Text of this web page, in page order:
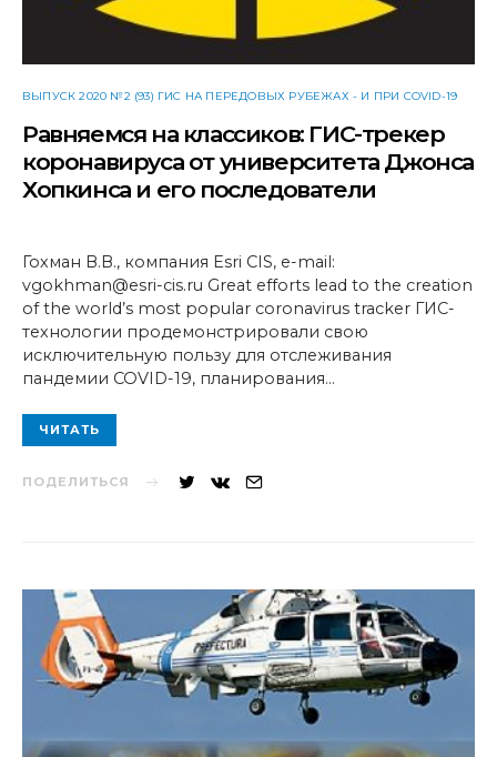
ВЫПУСК 2020 №2 (93) ГИС НА ПЕРЕДОВЫХ РУБЕЖАХ - И ПРИ COVID-19
Равняемся на классиков: ГИС-трекер
коронавируса от университета Джонса
Хопкинса и его последователи
Гохман В.В., компания Esri CIS, e-mail:
vgokhman@esri-cis.ru Great efforts lead to the creation
of the world’s most popular coronavirus tracker ГИС-
технологии продемонстрировали свою
исключительную пользу для отслеживания
пандемии COVID-19, планирования…
ЧИТАТЬ
ПОДЕЛИТЬСЯ